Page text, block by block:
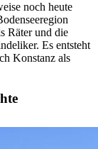
noch heute
Räter und die
Es entsteht
Konstanz als